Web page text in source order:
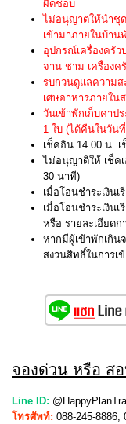
ผิดชอบ
ไม่อนุญาตให้นำชุด
เข้ามาภายในบ้า
อุปกรณ์เครื่องครัว
จาน ชาม เครื่องค
รบกวนดูแลความส
เศษอาหารภายใน
วันเข้าพักเก็บค่าป
1 ใบ (ได้คืนในวัน
เช็คอิน 14.00 น. เ
ไม่อนุญาติให้ เช็ค
30 นาที)
เมื่อโอนชำระเงิน
เมื่อโอนชำระเงิน
หรือ รายละเอียดก
หากมีผู้เข้าพักเกิน
สงวนสิทธิ์ในการเ
จองด่วน หรือ ส
Line ID:
โทรศัพท์: 088-245-8886,